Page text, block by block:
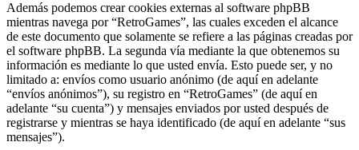
Además podemos crear cookies externas al software phpBB
mientras navega por “RetroGames”, las cuales exceden el alcance
de este documento que solamente se refiere a las páginas creadas por
el software phpBB. La segunda vía mediante la que obtenemos su
información es mediante lo que usted envía. Esto puede ser, y no
limitado a: envíos como usuario anónimo (de aquí en adelante
“envíos anónimos”), su registro en “RetroGames” (de aquí en
adelante “su cuenta”) y mensajes enviados por usted después de
registrarse y mientras se haya identificado (de aquí en adelante “sus
mensajes”).